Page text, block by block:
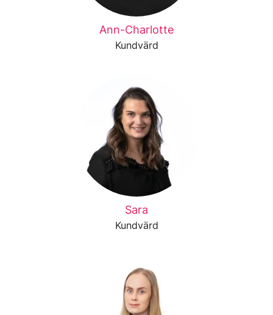
Ann-Charlotte
Kundvärd
Sara
Kundvärd